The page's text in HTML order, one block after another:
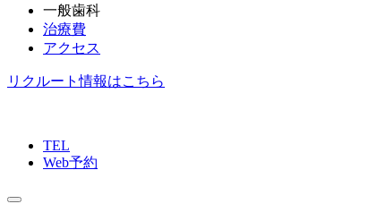
一般歯科
治療費
アクセス
リクルート情報はこちら
TEL
Web予約